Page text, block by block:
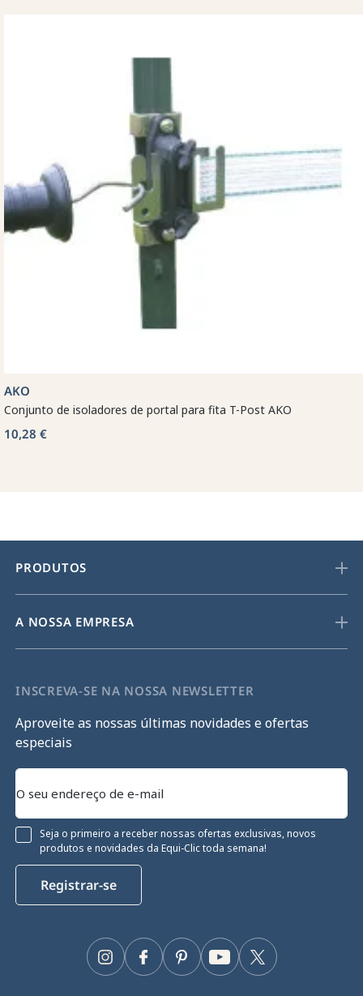
Gestão de cookies
O nosso site utiliza cookies para garantir o seu funcionamento
AKO
Conjunto de isoladores de portal para fita T-Post AKO
10,28 €
PRODUTOS
A NOSSA EMPRESA
INSCREVA-SE NA NOSSA NEWSLETTER
Aproveite as nossas últimas novidades e ofertas
especiais
Seja o primeiro a receber nossas ofertas exclusivas, novos
produtos e novidades da Equi-Clic toda semana!
Registrar-se
Facebook Twitter
YouTube
Pinterest
Instagram